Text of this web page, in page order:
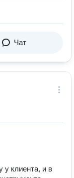
Чат
у клиента, и в